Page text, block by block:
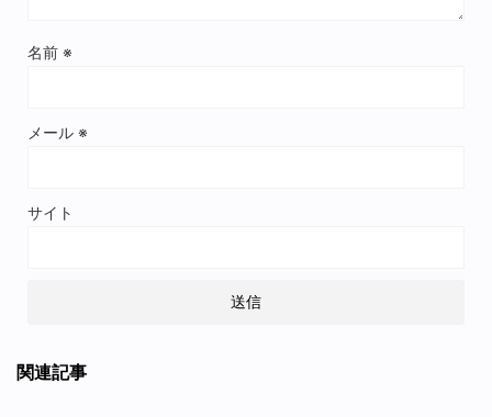
名前 ※
メール ※
サイト
関連記事